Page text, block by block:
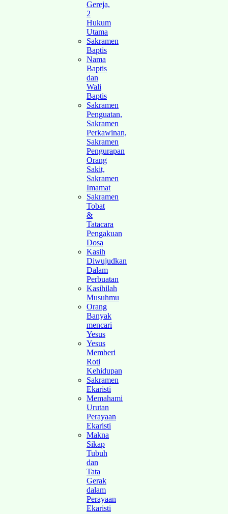
Gereja,
2
Hukum
Utama
Sakramen
Baptis
Nama
Baptis
dan
Wali
Baptis
Sakramen
Penguatan,
Sakramen
Perkawinan,
Sakramen
Pengurapan
Orang
Sakit,
Sakramen
Imamat
Sakramen
Tobat
&
Tatacara
Pengakuan
Dosa
Kasih
Diwujudkan
Dalam
Perbuatan
Kasihilah
Musuhmu
Orang
Banyak
mencari
Yesus
Yesus
Memberi
Roti
Kehidupan
Sakramen
Ekaristi
Memahami
Urutan
Perayaan
Ekaristi
Makna
Sikap
Tubuh
dan
Tata
Gerak
dalam
Perayaan
Ekaristi